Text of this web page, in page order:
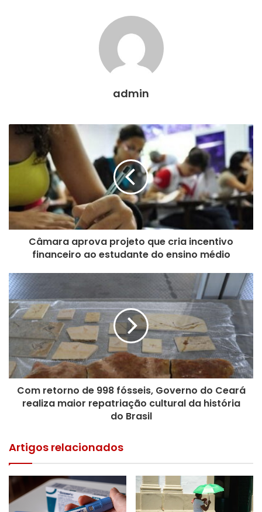
da gestão na melhoria da saúde como um todo no
município, reforçando o compromisso em proporcionar um
ambiente mais saudável e qualidade de vida para todos os
Por missaovelha.ce.gov.br
admin
Câmara aprova projeto que cria incentivo
financeiro ao estudante do ensino médio
Com retorno de 998 fósseis, Governo do Ceará
realiza maior repatriação cultural da história
do Brasil
Artigos relacionados